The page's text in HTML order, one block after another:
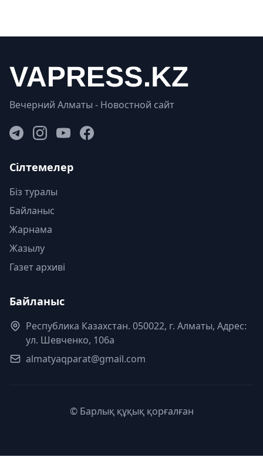
Вечерний Алматы - Новостной сайт
Сілтемелер
Біз туралы
Байланыс
Жарнама
Жазылу
Газет архиві
Байланыс
Республика Казахстан. 050022, г. Алматы, Адрес:
ул. Шевченко, 106а
almatyaqparat@gmail.com
© Барлық құқық қорғалған